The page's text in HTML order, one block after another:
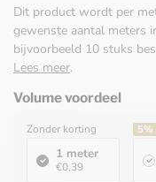
Dit product wordt per
gewenste aantal meters
bijvoorbeeld 10 stuks
Lees meer.
Volume voordeel
Zonder korting
1 meter
€0,39
5%